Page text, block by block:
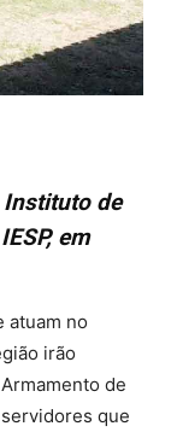
de
em
atuam no
irão
de
que